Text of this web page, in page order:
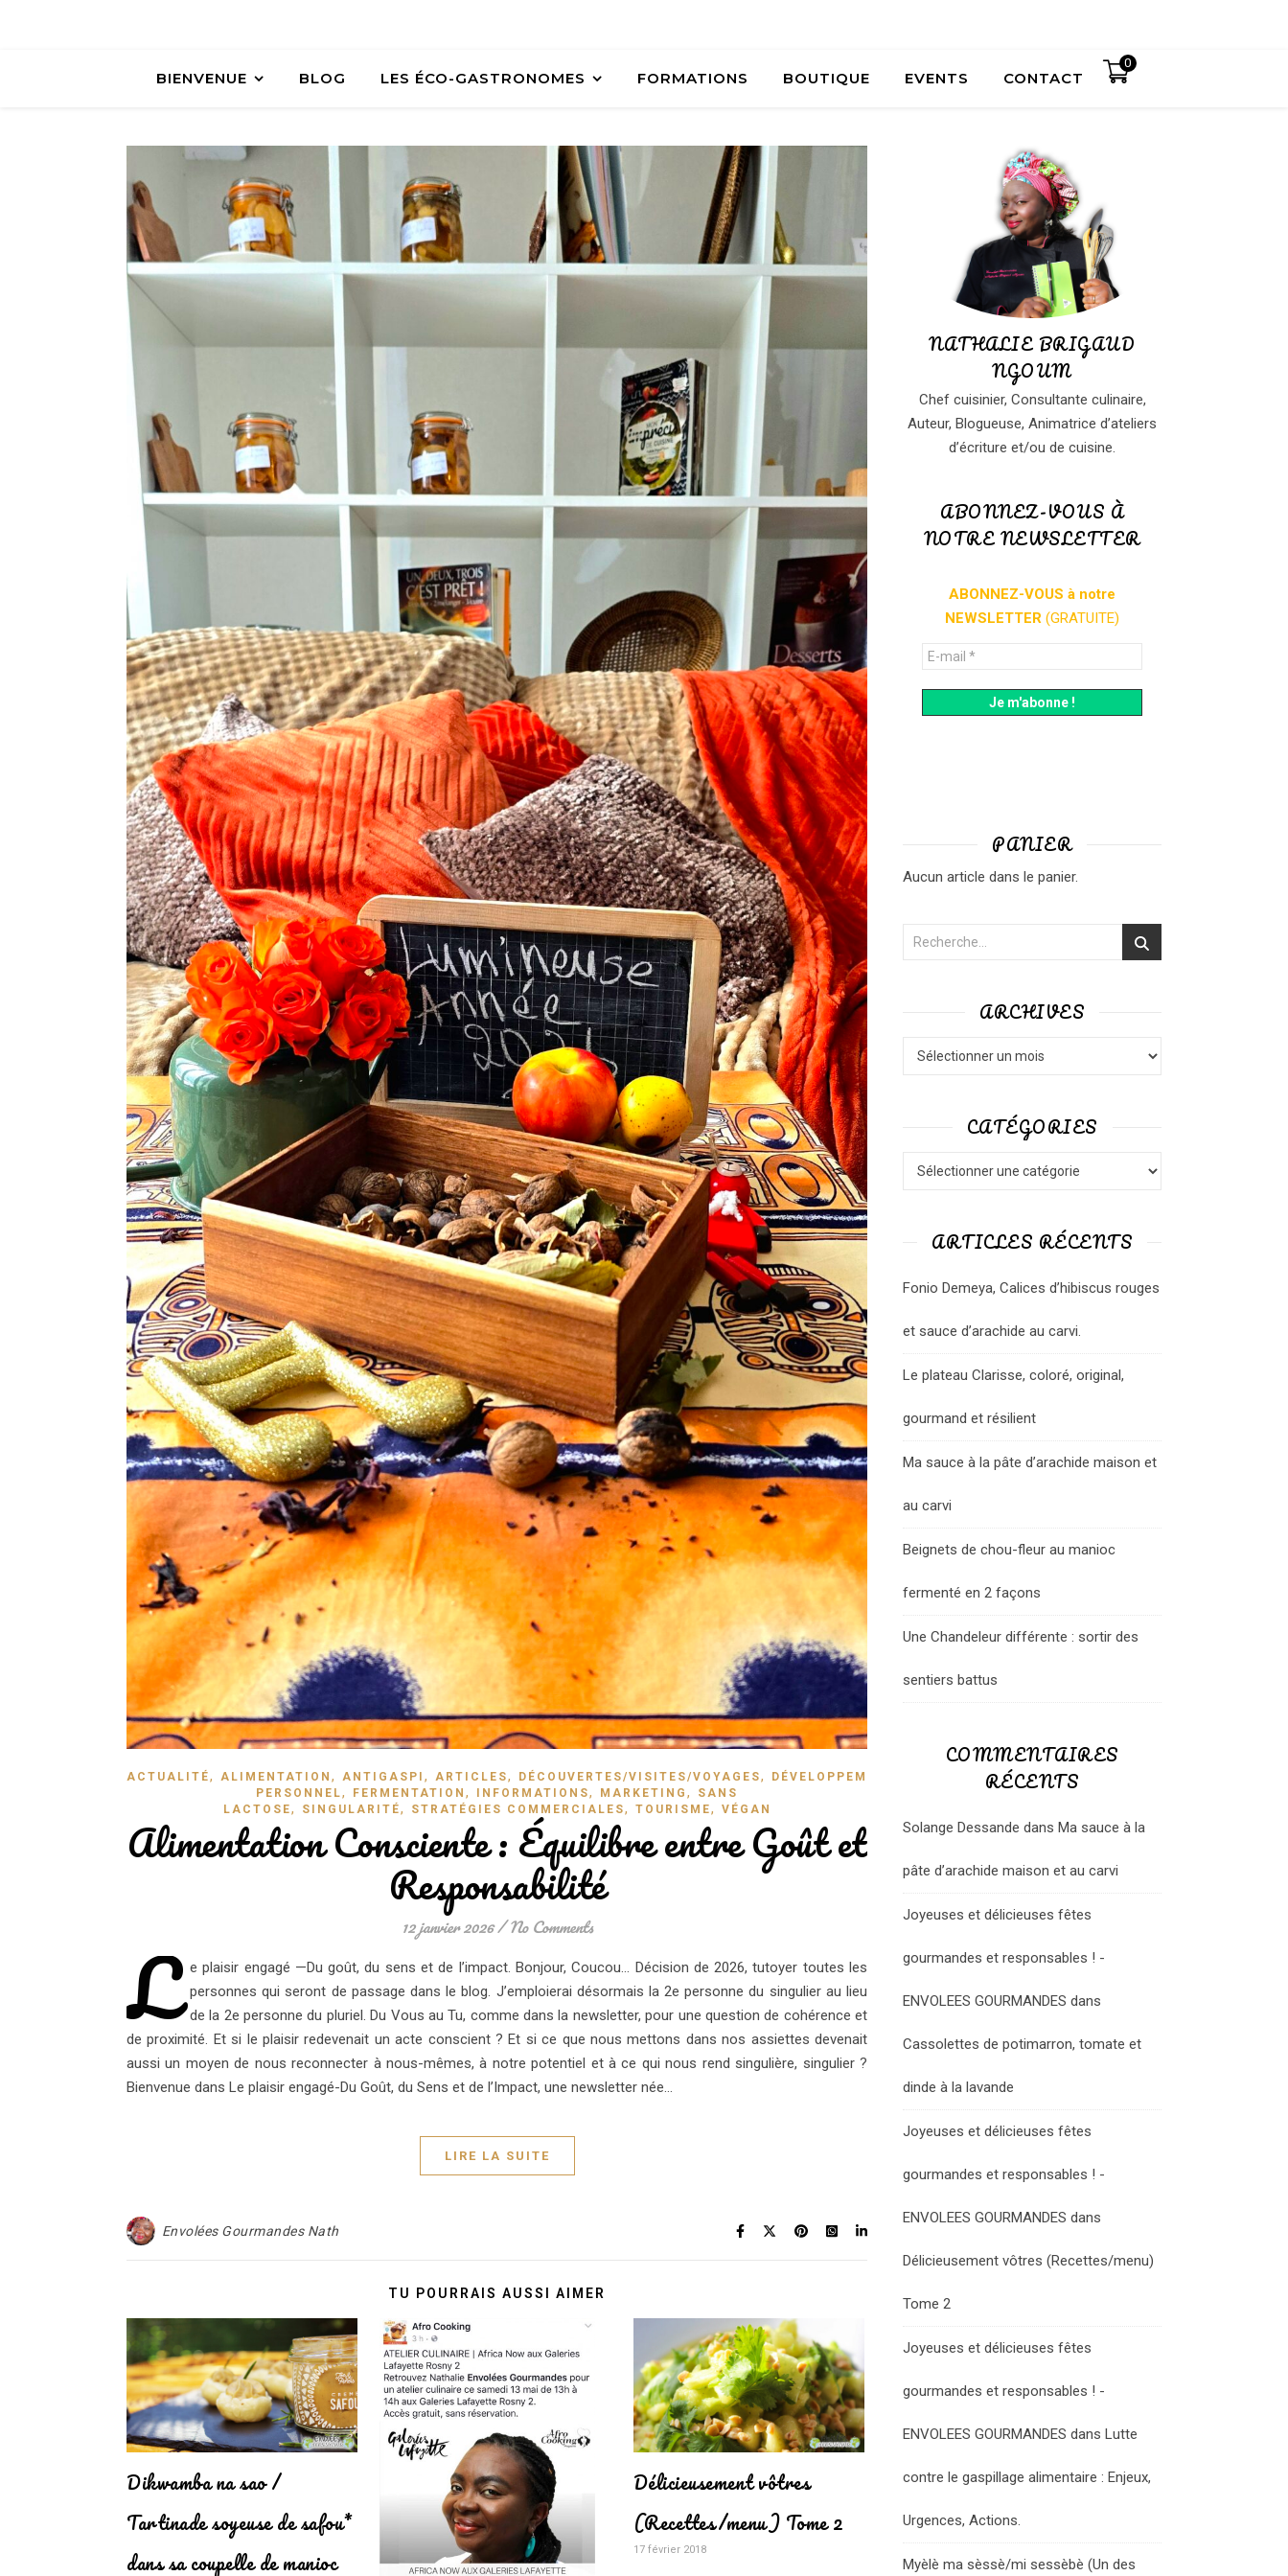
BIENVENUE BLOG LES ÉCO-GASTRONOMES FORMATIONS BOUTIQUE EVENTS CONTACT
0
ACTUALITÉ, ALIMENTATION , ANTIGASPI , ARTICLES, DÉCOUVERTES/VISITES/VOYAGES,
DÉVELOPPEMENT
PERSONNEL, FERMENTATION , INFORMATIONS, MARKETING ,
SANS
LACTOSE, SINGULARITÉ, STRATÉGIES COMMERCIALES, TOURISME, VÉGAN
Alimentation Consciente : Équilibre entre Goût et
Responsabilité
12 janvier 2026/No Comments
L
e plaisir engagé —Du goût, du sens et de l’impact. Bonjour, Coucou… Décision de 2026, tutoyer toutes les
personnes qui seront de passage dans le blog. J’emploierai désormais la 2e personne du singulier au lieu
de la 2e personne du pluriel. Du Vous au Tu, comme dans la newsletter, pour une question de cohérence et
de proximité. Et si le plaisir redevenait un acte conscient ? Et si ce que nous mettons dans nos assiettes devenait
aussi un moyen de nous reconnecter à nous-mêmes, à notre potentiel et à ce qui nous rend singulière, singulier ?
Bienvenue dans Le plaisir engagé-Du Goût, du Sens et de l’Impact, une newsletter née…
LIRE LA SUITE
Envolées Gourmandes Nath
TU POURRAIS AUSSI AIMER
Dikwamba na sao /
Tartinade soyeuse de safou*
dans sa coupelle de manioc
Délicieusement vôtres
(Recettes/menu) Tome 2
17 février 2018
NATHALIE BRIGAUD
NGOUM
Chef cuisinier, Consultante culinaire,
Auteur, Blogueuse, Animatrice d’ateliers
d’écriture et/ou de cuisine.
ABONNEZ-VOUS À
NOTRE NEWSLETTER
ABONNEZ-VOUS à notre
NEWSLETTER (GRATUITE)
PANIER
Aucun article dans le panier.
ARCHIVES
CATÉGORIES
ARTICLES RÉCENTS
Fonio Demeya, Calices d’hibiscus rouges
et sauce d’arachide au carvi.
Le plateau Clarisse, coloré, original,
gourmand et résilient
Ma sauce à la pâte d’arachide maison et
au carvi
Beignets de chou-fleur au manioc
fermenté en 2 façons
Une Chandeleur différente : sortir des
sentiers battus
COMMENTAIRES
RÉCENTS
Solange Dessande dans Ma sauce à la
pâte d’arachide maison et au carvi
Joyeuses et délicieuses fêtes
gourmandes et responsables ! -
ENVOLEES GOURMANDES dans
Cassolettes de potimarron, tomate et
dinde à la lavande
Joyeuses et délicieuses fêtes
gourmandes et responsables ! -
ENVOLEES GOURMANDES dans
Délicieusement vôtres (Recettes/menu)
Tome 2
Joyeuses et délicieuses fêtes
gourmandes et responsables ! -
ENVOLEES GOURMANDES dans Lutte
contre le gaspillage alimentaire : Enjeux,
Urgences, Actions.
Myèlè ma sèssè/mi sessèbè (Un des